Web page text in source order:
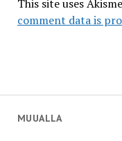
MUUALLA
This site uses
comment data is